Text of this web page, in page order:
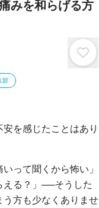
みを和らげる方
部
を感じたことはあり
って聞くから怖い」
える？」──そうした
方も少なくありませ